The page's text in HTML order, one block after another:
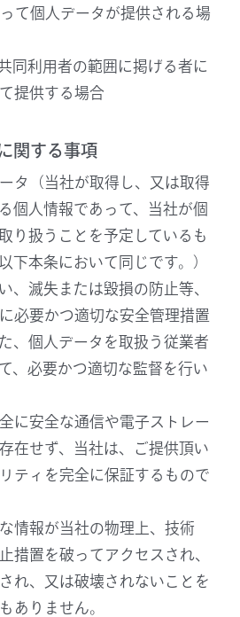
て個人データが提供される場
利用者の範囲に掲げる者に
提供する場合
関する事項
タ（当社が取得し、又は取得
個人情報であって、当社が個
り扱うことを予定しているも
下本条において同じです。）
、滅失または毀損の防止等、
必要かつ適切な安全管理措置
、個人データを取扱う従業者
、必要かつ適切な監督を行い
に安全な通信や電子ストレー
在せず、当社は、ご提供頂い
ティを完全に保証するもので
情報が当社の物理上、技術
措置を破ってアクセスされ、
れ、又は破壊されないことを
ありません。